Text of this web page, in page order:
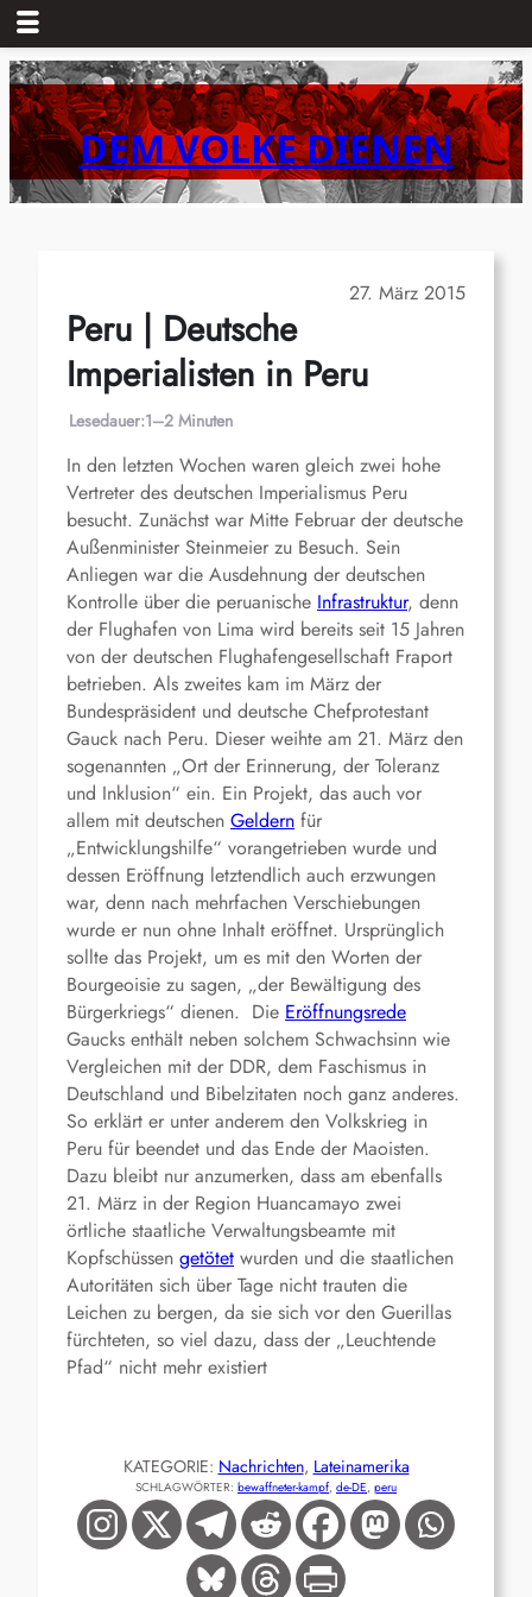
Zum
Inhalt
springenDEM VOLKE DIENEN
27. März 2015
Peru | Deutsche
Imperialisten in Peru
Lesedauer:1–2 Minuten
In den letzten Wochen waren gleich zwei hohe
Vertreter des deutschen Imperialismus Peru
besucht. Zunächst war Mitte Februar der deutsche
Außenminister Steinmeier zu Besuch. Sein
Anliegen war die Ausdehnung der deutschen
Kontrolle über die peruanische Infrastruktur, denn
der Flughafen von Lima wird bereits seit 15 Jahren
von der deutschen Flughafengesellschaft Fraport
betrieben. Als zweites kam im März der
Bundespräsident und deutsche Chefprotestant
Gauck nach Peru. Dieser weihte am 21. März den
sogenannten „Ort der Erinnerung, der Toleranz
und Inklusion“ ein. Ein Projekt, das auch vor
allem mit deutschen Geldern für
„Entwicklungshilfe“ vorangetrieben wurde und
dessen Eröffnung letztendlich auch erzwungen
war, denn nach mehrfachen Verschiebungen
wurde er nun ohne Inhalt eröffnet. Ursprünglich
sollte das Projekt, um es mit den Worten der
Bourgeoisie zu sagen, „der Bewältigung des
Bürgerkriegs“ dienen. Die Eröffnungsrede
Gaucks enthält neben solchem Schwachsinn wie
Vergleichen mit der DDR, dem Faschismus in
Deutschland und Bibelzitaten noch ganz anderes.
So erklärt er unter anderem den Volkskrieg in
Peru für beendet und das Ende der Maoisten.
Dazu bleibt nur anzumerken, dass am ebenfalls
21. März in der Region Huancamayo zwei
örtliche staatliche Verwaltungsbeamte mit
Kopfschüssen getötet wurden und die staatlichen
Autoritäten sich über Tage nicht trauten die
Leichen zu bergen, da sie sich vor den Guerillas
fürchteten, so viel dazu, dass der „Leuchtende
Pfad“ nicht mehr existiert
KATEGORIE: Nachrichten, Lateinamerika
SCHLAGWÖRTER: bewaffneter-kampf, de-DE, peru